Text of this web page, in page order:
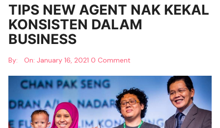
TIPS NEW AGENT NAK KEKAL
KONSISTEN DALAM
BUSINESS
By: On:January 16, 2021 0 Comment